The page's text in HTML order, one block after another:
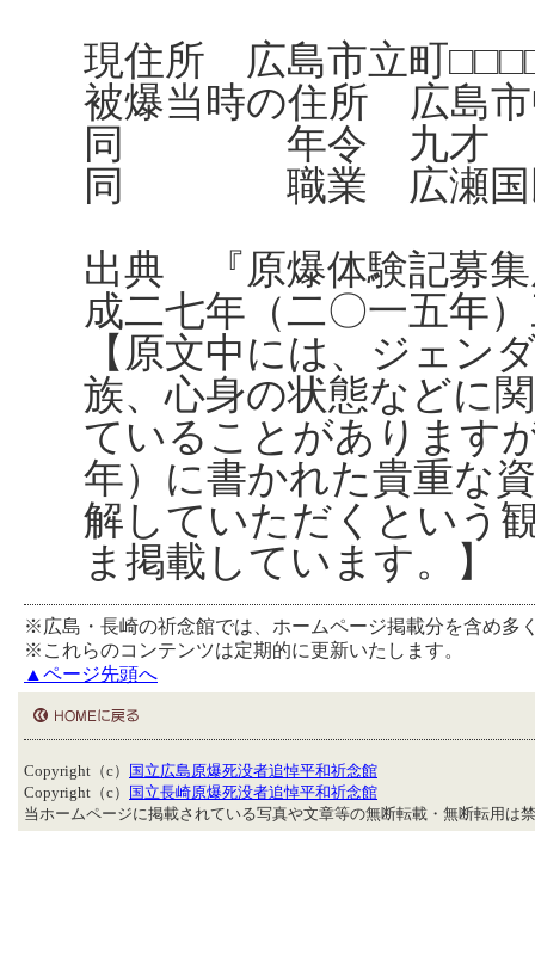
現住所 広島市立町
被爆当時の住所 広島
同 年令 九才
同 職業 広瀬国民
出典 『原爆体験記募
成二七年（二〇一五年
【原文中には、ジェン
族、心身の状態などに
ていることがあります
年）に書かれた貴重な
解していただくという
ま掲載しています。】
※広島・長崎の祈念館では、ホームページ掲載分を含め多
※これらのコンテンツは定期的に更新いたします。
▲ページ先頭へ
Copyright（c）
国立広島原爆死没者追悼平和祈念館
Copyright（c）
国立長崎原爆死没者追悼平和祈念館
当ホームページに掲載されている写真や文章等の無断転載・無断転用は